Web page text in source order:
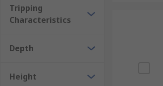
Tripping
Characteristics
Depth
Height